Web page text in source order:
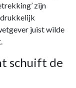
zijn
juist wilde
schuift de